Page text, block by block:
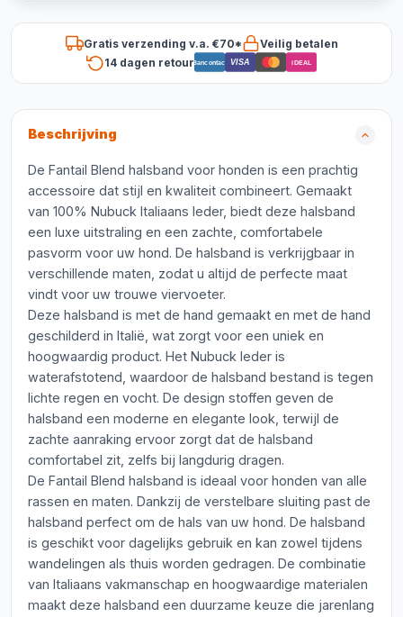
Gratis verzending v.a. €70*
Veilig betalen
14 dagen retourBancontact VISA iDEAL
Beschrijving
De Fantail Blend halsband voor honden is een prachtig
accessoire dat stijl en kwaliteit combineert. Gemaakt
van 100% Nubuck Italiaans leder, biedt deze halsband
een luxe uitstraling en een zachte, comfortabele
pasvorm voor uw hond. De halsband is verkrijgbaar in
verschillende maten, zodat u altijd de perfecte maat
vindt voor uw trouwe viervoeter.
Deze halsband is met de hand gemaakt en met de hand
geschilderd in Italië, wat zorgt voor een uniek en
hoogwaardig product. Het Nubuck leder is
waterafstotend, waardoor de halsband bestand is tegen
lichte regen en vocht. De design stoffen geven de
halsband een moderne en elegante look, terwijl de
zachte aanraking ervoor zorgt dat de halsband
comfortabel zit, zelfs bij langdurig dragen.
De Fantail Blend halsband is ideaal voor honden van alle
rassen en maten. Dankzij de verstelbare sluiting past de
halsband perfect om de hals van uw hond. De halsband
is geschikt voor dagelijks gebruik en kan zowel tijdens
wandelingen als thuis worden gedragen. De combinatie
van Italiaans vakmanschap en hoogwaardige materialen
maakt deze halsband een duurzame keuze die jarenlang